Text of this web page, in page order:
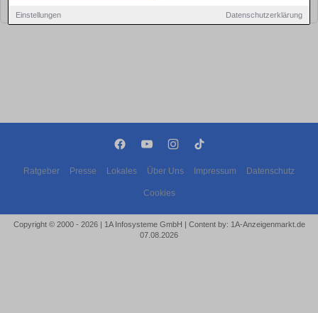
Einstellungen Datenschutzerklärung
Ratgeber Presse Lokales Über Uns Impressum Datenschutz
Cookies
Copyright © 2000 - 2026 | 1A Infosysteme GmbH | Content by: 1A-Anzeigenmarkt.de
07.08.2026